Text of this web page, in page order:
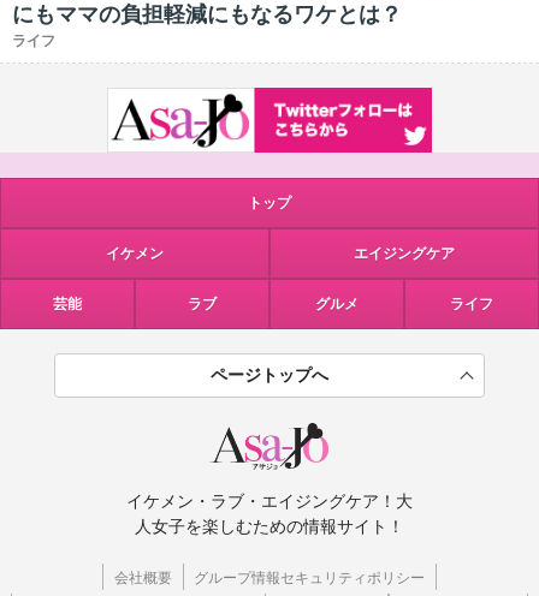
にもママの負担軽減にもなるワケとは？
ライフ
トップ
イケメン エイジングケア
芸能 ラブ グルメ ライフ
ページトップへ
イケメン・ラブ・エイジングケア！大
人女子を楽しむための情報サイト！
会社概要 グループ情報セキュリティポリシー